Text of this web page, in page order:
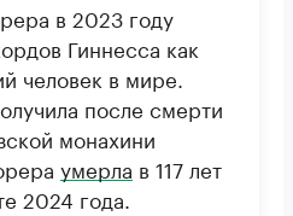
в 2023 году
Гиннесса как
человек в мире.
после смерти
монахини
умерла в 117 лет
2024 года.